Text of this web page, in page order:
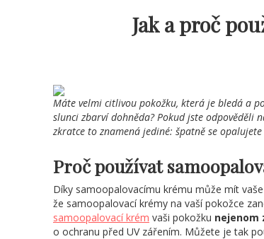
Jak a proč
Máte velmi citlivou pokožku, která je bledá a
slunci zbarví dohněda? Pokud jste odpověděli
zkratce to znamená jediné: špatně se
Proč používat
Díky samoopalovacímu krému může mít
že samoopalovací krémy na vaší pokožce
samoopalovací krém vaši pokožku nejenom
o ochranu před UV zářením. Můžete je tak